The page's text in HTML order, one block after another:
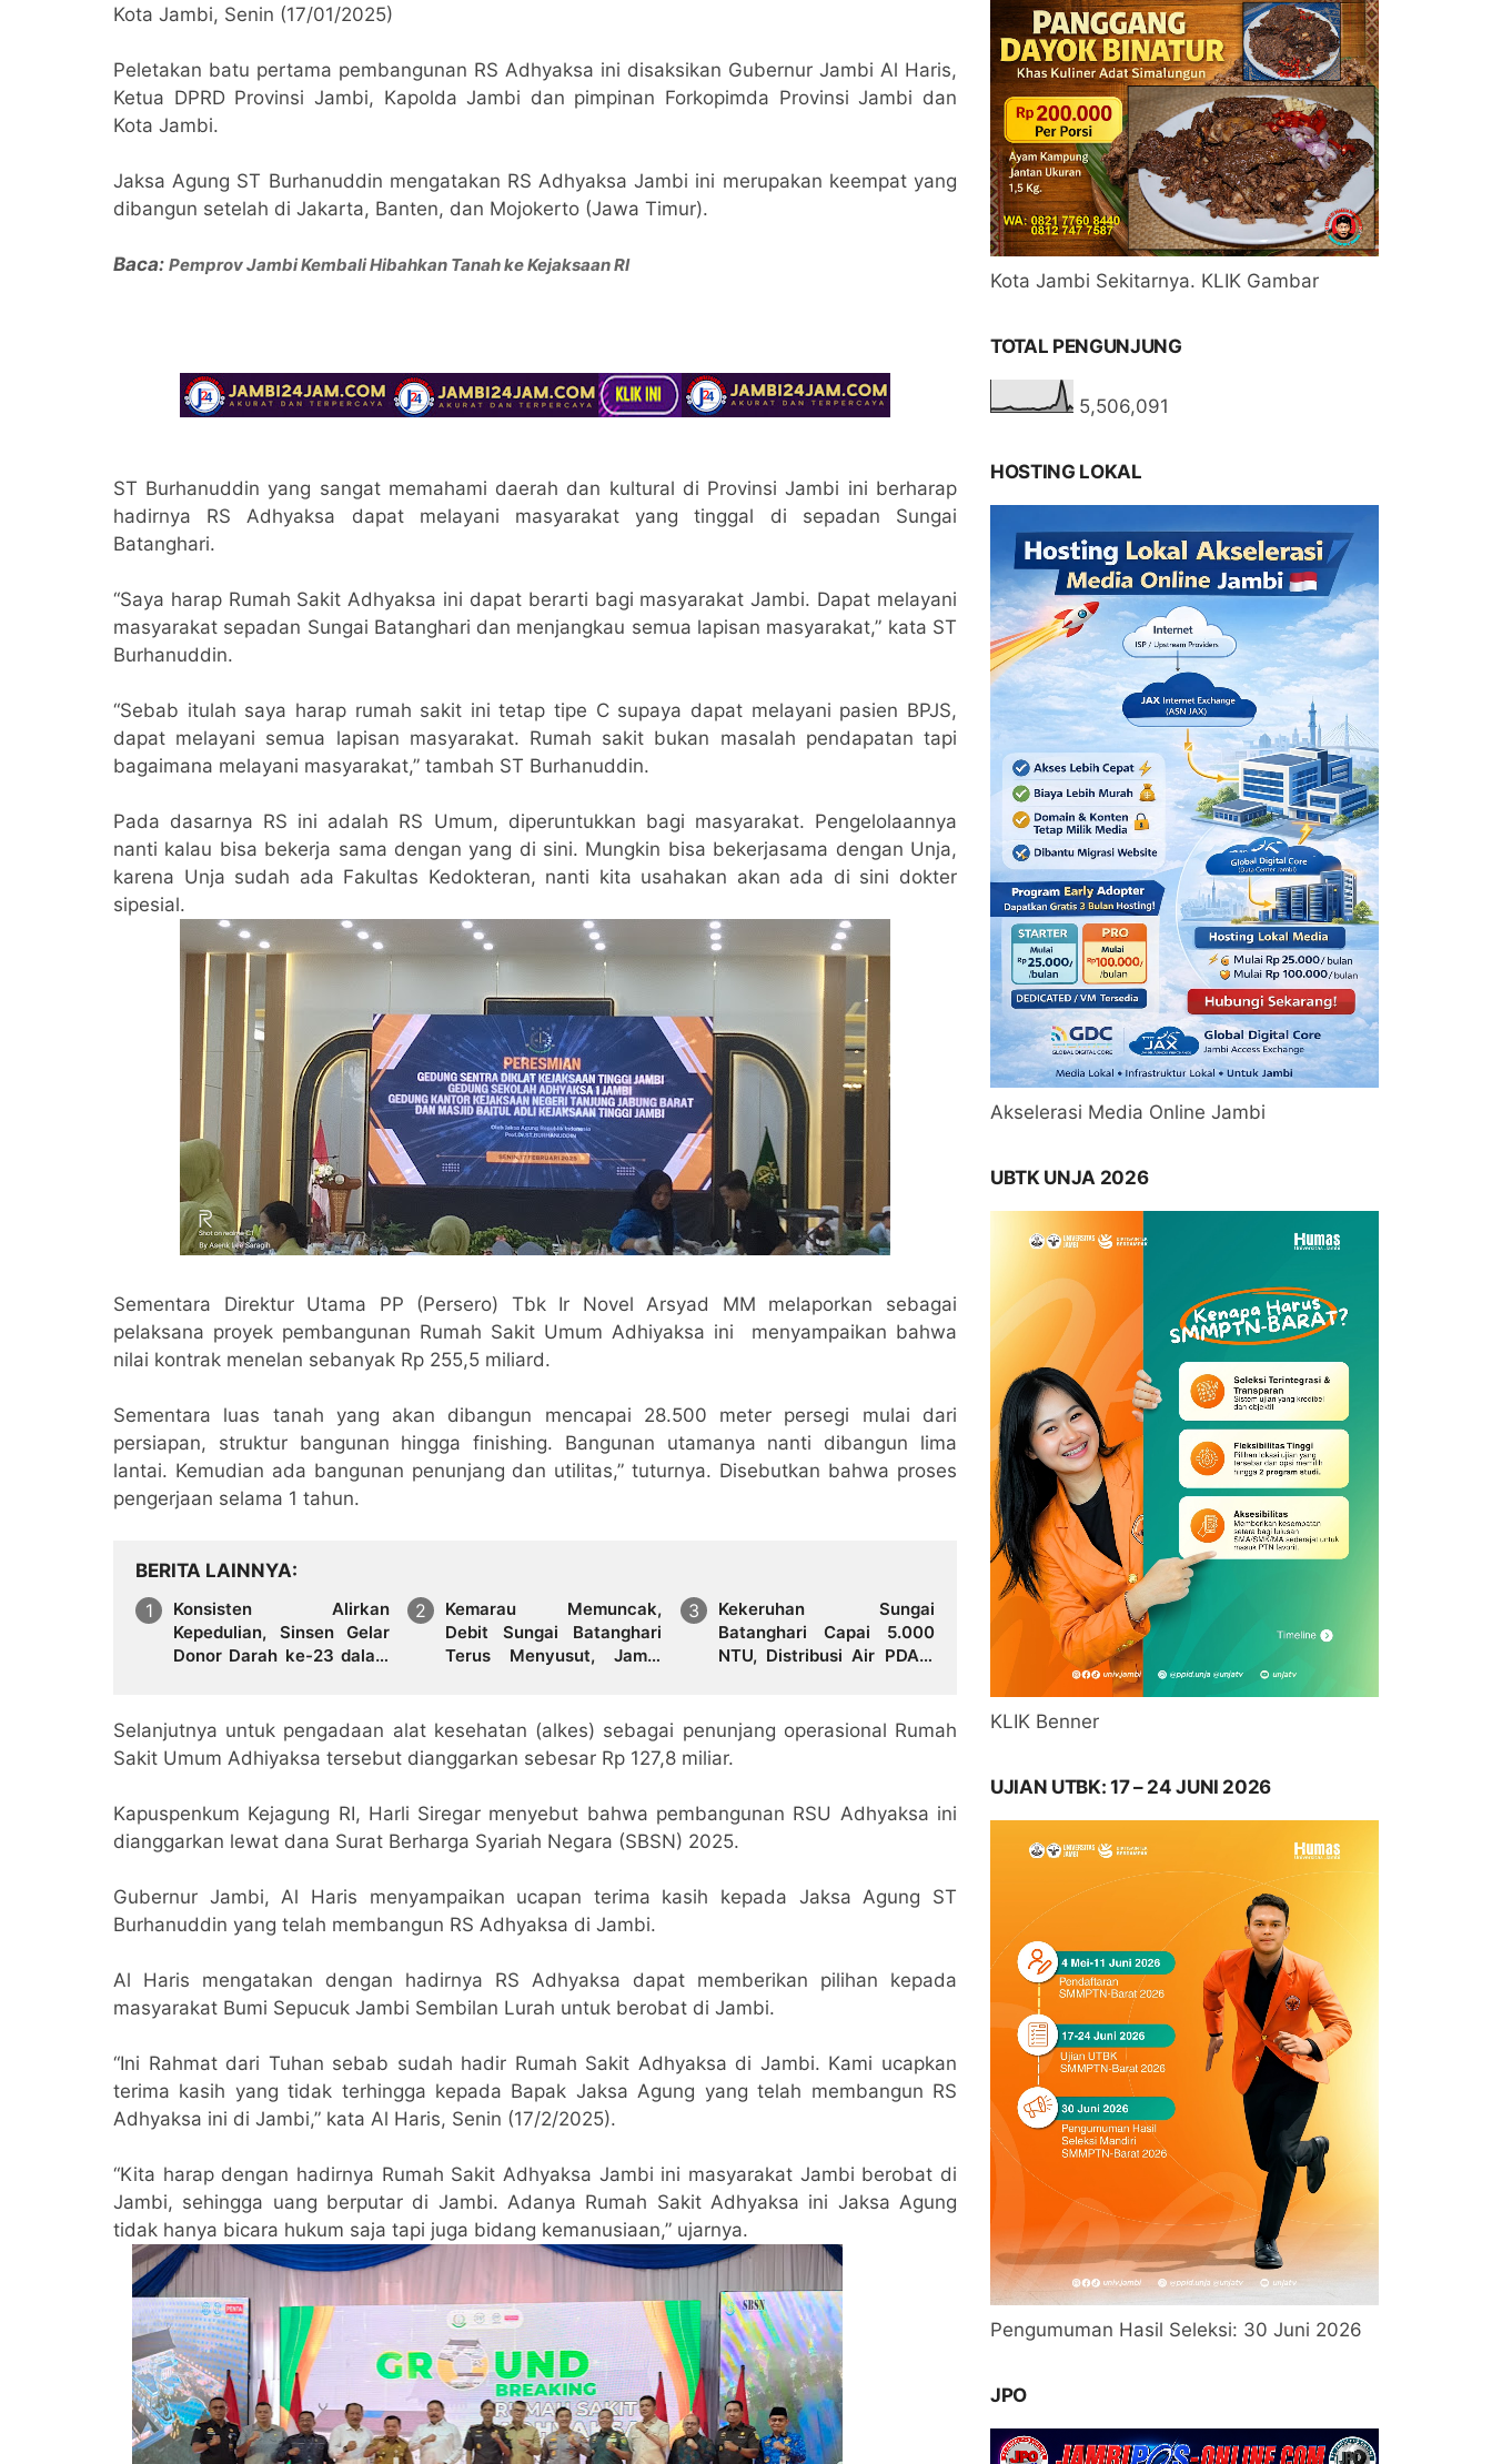
Kota Jambi, Senin (17/01/2025)
Peletakan batu pertama pembangunan RS Adhyaksa ini disaksikan Gubernur Jambi Al Haris,
Ketua DPRD Provinsi Jambi, Kapolda Jambi dan pimpinan Forkopimda Provinsi Jambi dan
Kota Jambi.
Jaksa Agung ST Burhanuddin mengatakan RS Adhyaksa Jambi ini merupakan keempat yang
dibangun setelah di Jakarta, Banten, dan Mojokerto (Jawa Timur).
Baca: Pemprov Jambi Kembali Hibahkan Tanah ke Kejaksaan RI
ST Burhanuddin yang sangat memahami daerah dan kultural di Provinsi Jambi ini berharap
hadirnya RS Adhyaksa dapat melayani masyarakat yang tinggal di sepadan Sungai
Batanghari.
“Saya harap Rumah Sakit Adhyaksa ini dapat berarti bagi masyarakat Jambi. Dapat melayani
masyarakat sepadan Sungai Batanghari dan menjangkau semua lapisan masyarakat,” kata ST
Burhanuddin.
“Sebab itulah saya harap rumah sakit ini tetap tipe C supaya dapat melayani pasien BPJS,
dapat melayani semua lapisan masyarakat. Rumah sakit bukan masalah pendapatan tapi
bagaimana melayani masyarakat,” tambah ST Burhanuddin.
Pada dasarnya RS ini adalah RS Umum, diperuntukkan bagi masyarakat. Pengelolaannya
nanti kalau bisa bekerja sama dengan yang di sini. Mungkin bisa bekerjasama dengan Unja,
karena Unja sudah ada Fakultas Kedokteran, nanti kita usahakan akan ada di sini dokter
sipesial.
Sementara Direktur Utama PP (Persero) Tbk Ir Novel Arsyad MM melaporkan sebagai
pelaksana proyek pembangunan Rumah Sakit Umum Adhiyaksa ini menyampaikan bahwa
nilai kontrak menelan sebanyak Rp 255,5 miliard.
Sementara luas tanah yang akan dibangun mencapai 28.500 meter persegi mulai dari
persiapan, struktur bangunan hingga finishing. Bangunan utamanya nanti dibangun lima
lantai. Kemudian ada bangunan penunjang dan utilitas,” tuturnya. Disebutkan bahwa proses
pengerjaan selama 1 tahun.
BERITA LAINNYA
Konsisten Alirkan
Kepedulian, Sinsen Gelar
Donor Darah ke-23 dalam
Kemarau Memuncak,
Debit Sungai Batanghari
Terus Menyusut, Jambi
Kekeruhan Sungai
Batanghari Capai 5.000
NTU, Distribusi Air PDAM
Selanjutnya untuk pengadaan alat kesehatan (alkes) sebagai penunjang operasional Rumah
Sakit Umum Adhiyaksa tersebut dianggarkan sebesar Rp 127,8 miliar.
Kapuspenkum Kejagung RI, Harli Siregar menyebut bahwa pembangunan RSU Adhyaksa ini
dianggarkan lewat dana Surat Berharga Syariah Negara (SBSN) 2025.
Gubernur Jambi, Al Haris menyampaikan ucapan terima kasih kepada Jaksa Agung ST
Burhanuddin yang telah membangun RS Adhyaksa di Jambi.
Al Haris mengatakan dengan hadirnya RS Adhyaksa dapat memberikan pilihan kepada
masyarakat Bumi Sepucuk Jambi Sembilan Lurah untuk berobat di Jambi.
“Ini Rahmat dari Tuhan sebab sudah hadir Rumah Sakit Adhyaksa di Jambi. Kami ucapkan
terima kasih yang tidak terhingga kepada Bapak Jaksa Agung yang telah membangun RS
Adhyaksa ini di Jambi,” kata Al Haris, Senin (17/2/2025).
“Kita harap dengan hadirnya Rumah Sakit Adhyaksa Jambi ini masyarakat Jambi berobat di
Jambi, sehingga uang berputar di Jambi. Adanya Rumah Sakit Adhyaksa ini Jaksa Agung
tidak hanya bicara hukum saja tapi juga bidang kemanusiaan,” ujarnya.
Kota Jambi Sekitarnya. KLIK Gambar
TOTAL PENGUNJUNG
5,506,091
HOSTING LOKAL
Akselerasi Media Online Jambi
UBTK UNJA 2026
KLIK Benner
UJIAN UTBK: 17 – 24 JUNI 2026
Pengumuman Hasil Seleksi: 30 Juni 2026
JPO